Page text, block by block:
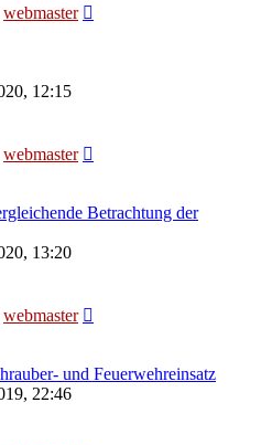
webmaster
12:15
webmaster
Betrachtung der
13:20
webmaster
und Feuerwehreinsatz
22:46